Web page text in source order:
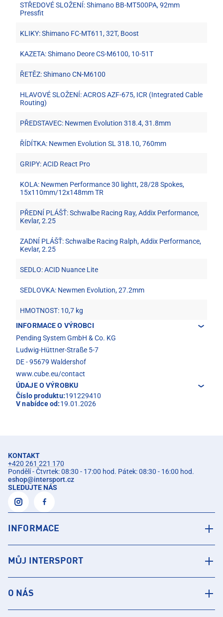
STŘEDOVÉ SLOŽENÍ: Shimano BB-MT500PA, 92mm
Pressfit
KLIKY: Shimano FC-MT611, 32T, Boost
KAZETA: Shimano Deore CS-M6100, 10-51T
ŘETĚZ: Shimano CN-M6100
HLAVOVÉ SLOŽENÍ: ACROS AZF-675, ICR (Integrated Cable
Routing)
PŘEDSTAVEC: Newmen Evolution 318.4, 31.8mm
ŘÍDÍTKA: Newmen Evolution SL 318.10, 760mm
GRIPY: ACID React Pro
KOLA: Newmen Performance 30 lightt, 28/28 Spokes,
15x110mm/12x148mm TR
PŘEDNÍ PLÁŠŤ: Schwalbe Racing Ray, Addix Performance,
Kevlar, 2.25
ZADNÍ PLÁŠŤ: Schwalbe Racing Ralph, Addix Performance,
Kevlar, 2.25
SEDLO: ACID Nuance Lite
SEDLOVKA: Newmen Evolution, 27.2mm
HMOTNOST: 10,7 kg
INFORMACE O VÝROBCI
Pending System GmbH & Co. KG
Ludwig-Hüttner-Straße 5-7
DE - 95679 Waldershof
www.cube.eu/contact
ÚDAJE O VÝROBKU
Číslo produktu:191229410
V nabídce od:19.01.2026
KONTAKT
+420 261 221 170
Pondělí - Čtvrtek: 08:30 - 17:00 hod. Pátek: 08:30 - 16:00 hod.
eshop@intersport.cz
SLEDUJTE NÁS
INFORMACE
MŮJ INTERSPORT
O NÁS